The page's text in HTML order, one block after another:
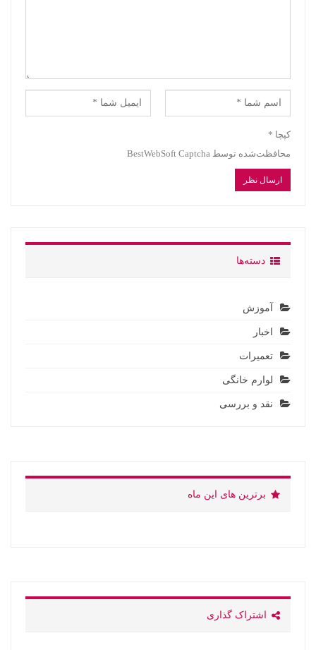
کپچا *
محافظت‌شده توسط BestWebSoft Captcha
دسته‌ها
آموزش
اخبار
تعمیرات
لوارم خانگی
نقد و بررسی
برترین های این ماه
اشتراک گذاری